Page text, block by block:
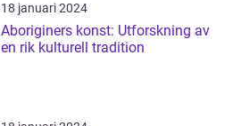
18 januari 2024
Aboriginers konst: Utforskning av
en rik kulturell tradition